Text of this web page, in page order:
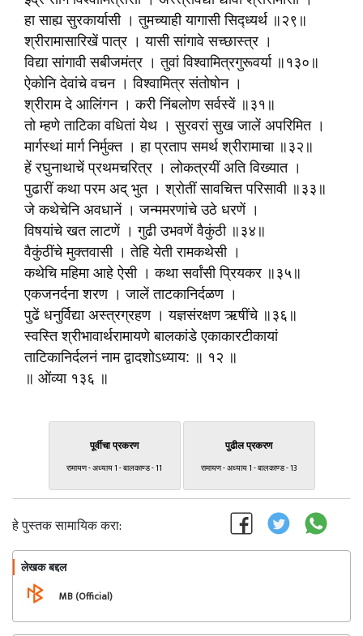
हा साह्य सुरकार्यासी । तुमच्याही यागासी सिद्ध्यर्थ ॥२९॥
श्रीरामासारिखें पात्र । यासी सांगावे सच्छास्त्र ।
विद्या सांगावी सबीजमंत्र । तुवां विश्वामित्रगुरूवर्या ॥१३०॥
ऐकोनि देवांचे वचन । विश्वामित्र संतोषोन ।
श्रीराम दे आलिंगन । करी निंबलोण सर्वस्वें ॥३१॥
तो म्हणे ताटिका वधितां येथ । सुरवरां सुख जालें अपरिमित ।
मार्गस्थां मार्ग निर्मुक्त । हा प्रताप समर्थ श्रीरामाचा ॥३२॥
हें रघुनाथाचें प्रथमचरित्र । लोकत्रयीं अति विख्यात ।
पुढारीं कथा परम अद् भुत । श्रोतीं सावचित्त परिसावी ॥३३॥
जे कथेचेनि अवधानें । जन्ममरणांचे उठे धरणें ।
विषयांचे खत लाटणें । गुढी उभवणें वैकुंठी ॥३४॥
वैकुंठींचे मुक्तवासी । तेहि येती रामकथेसी ।
कथेचि महिमा आहे ऐसी । कथा सर्वांसी प्रियकर ॥३५॥
एकजनर्दना शरण । जालें ताटकानिर्दळण ।
पुढें धनुर्विद्या अस्त्रग्रहण । यज्ञसंरक्षण ऋषींचे ॥३६॥
स्वस्ति श्रीभावार्थरामायणे बालकांडे एकाकारटीकायां
ताटिकानिर्दलनं नाम द्वादशोऽध्याय: ॥ १२ ॥
॥ ओंव्या १३६ ॥
पूर्वीचा प्रकरण
रामायण - अध्याय 1 - बालकाण्ड - 11
पुढील प्रकरण
रामायण - अध्याय 1 - बालकाण्ड - 13
हे पुस्तक सामायिक करा:
लेखक बद्दल
MB (Official)